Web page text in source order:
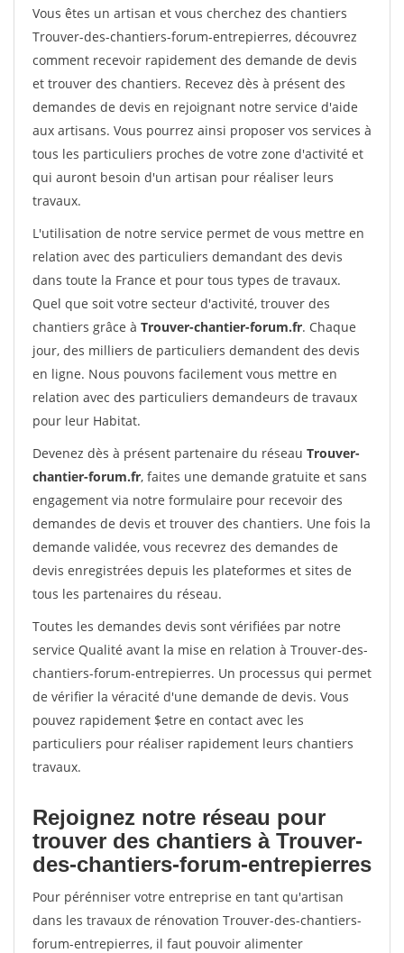
Vous êtes un artisan et vous cherchez des chantiers
Trouver-des-chantiers-forum-entrepierres, découvrez
comment recevoir rapidement des demande de devis
et trouver des chantiers. Recevez dès à présent des
demandes de devis en rejoignant notre service d'aide
aux artisans. Vous pourrez ainsi proposer vos services à
tous les particuliers proches de votre zone d'activité et
qui auront besoin d'un artisan pour réaliser leurs
travaux.
L'utilisation de notre service permet de vous mettre en
relation avec des particuliers demandant des devis
dans toute la France et pour tous types de travaux.
Quel que soit votre secteur d'activité, trouver des
chantiers grâce à Trouver-chantier-forum.fr. Chaque
jour, des milliers de particuliers demandent des devis
en ligne. Nous pouvons facilement vous mettre en
relation avec des particuliers demandeurs de travaux
pour leur Habitat.
Devenez dès à présent partenaire du réseau Trouver-
chantier-forum.fr, faites une demande gratuite et sans
engagement via notre formulaire pour recevoir des
demandes de devis et trouver des chantiers. Une fois la
demande validée, vous recevrez des demandes de
devis enregistrées depuis les plateformes et sites de
tous les partenaires du réseau.
Toutes les demandes devis sont vérifiées par notre
service Qualité avant la mise en relation à Trouver-des-
chantiers-forum-entrepierres. Un processus qui permet
de vérifier la véracité d'une demande de devis. Vous
pouvez rapidement $etre en contact avec les
particuliers pour réaliser rapidement leurs chantiers
travaux.
Rejoignez notre réseau pour
trouver des chantiers à Trouver-
des-chantiers-forum-entrepierres
Pour pérénniser votre entreprise en tant qu'artisan
dans les travaux de rénovation Trouver-des-chantiers-
forum-entrepierres, il faut pouvoir alimenter